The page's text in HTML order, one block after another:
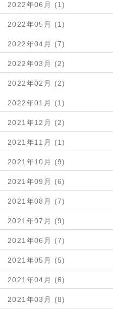
2022年06月 (1)
2022年05月 (1)
2022年04月 (7)
2022年03月 (2)
2022年02月 (2)
2022年01月 (1)
2021年12月 (2)
2021年11月 (1)
2021年10月 (9)
2021年09月 (6)
2021年08月 (7)
2021年07月 (9)
2021年06月 (7)
2021年05月 (5)
2021年04月 (6)
2021年03月 (8)